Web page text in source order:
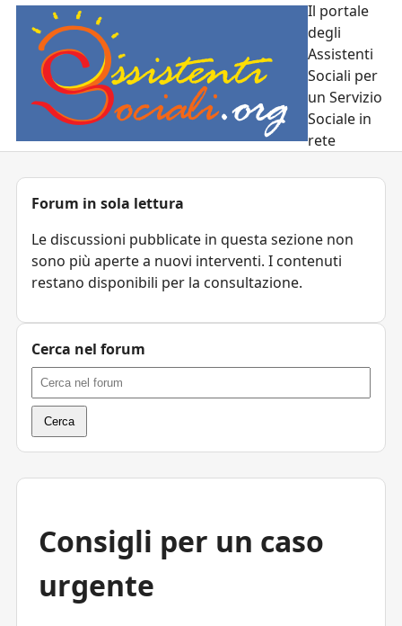
Il portale
degli
Assistenti
Sociali per
un Servizio
Sociale in
rete
Consigli per un caso
urgente
Forum in sola lettura
Le discussioni pubblicate in questa sezione non
sono più aperte a nuovi interventi. I contenuti
restano disponibili per la consultazione.
Cerca nel forum
Cerca